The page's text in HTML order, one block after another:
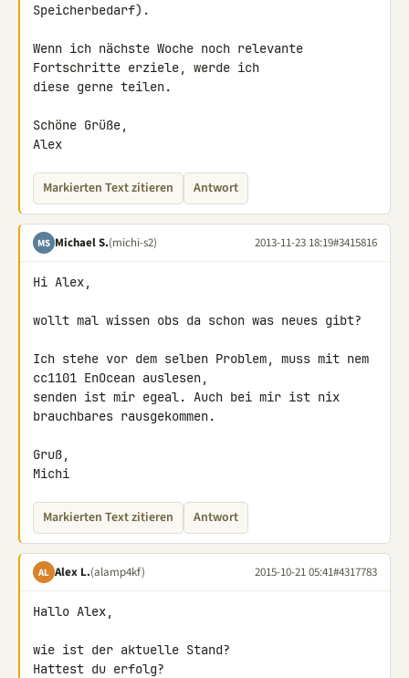
Speicherbedarf).
Wenn ich nächste Woche noch relevante
Fortschritte erziele, werde ich
diese gerne teilen.
Schöne Grüße,
Alex
Markierten Text zitieren Antwort
MS Michael S.(michi-s2) 2013-11-23 18:19#3415816
Hi Alex,
wollt mal wissen obs da schon was neues gibt?
Ich stehe vor dem selben Problem, muss mit nem
cc1101 EnOcean auslesen,
senden ist mir egeal. Auch bei mir ist nix
brauchbares rausgekommen.
Gruß,
Michi
Markierten Text zitieren Antwort
AL Alex L.(alamp4kf) 2015-10-21 05:41#4317783
Hallo Alex,
wie ist der aktuelle Stand?
Hattest du erfolg?